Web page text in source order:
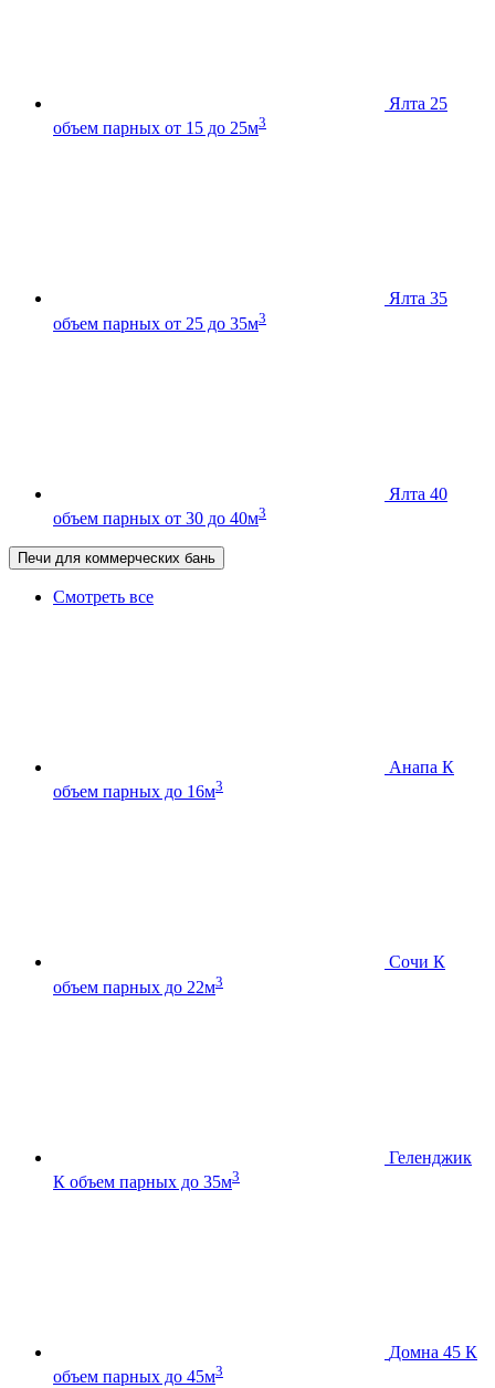
Ялта 25
объем парных от 15 до 25м3
Ялта 35
объем парных от 25 до 35м3
Ялта 40
объем парных от 30 до 40м3
Печи для коммерческих бань
Смотреть все
Анапа К
объем парных до 16м3
Сочи К
объем парных до 22м3
Геленджик
К объем парных до 35м3
Домна 45 К
объем парных до 45м3